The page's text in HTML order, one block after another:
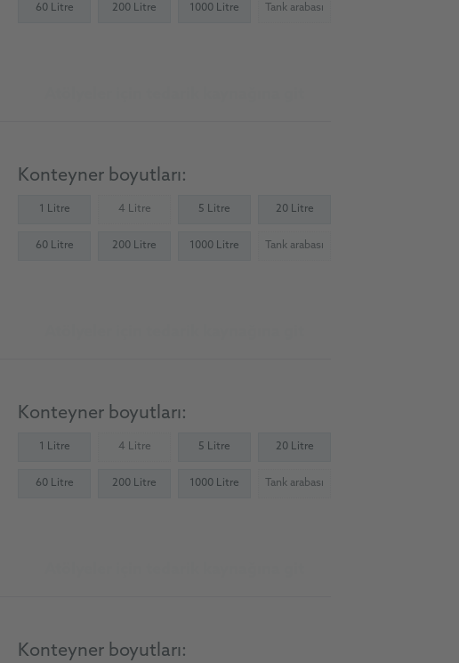
60 Litre 200 Litre 1000 Litre Tank arabası
(Not available)
Konteyner boyutları:
1 Litre 4 Litre(Not available)5 Litre 20 Litre
60 Litre 200 Litre 1000 Litre Tank arabası
(Not available)
Konteyner boyutları:
1 Litre 4 Litre(Not available)5 Litre 20 Litre
60 Litre 200 Litre 1000 Litre Tank arabası
(Not available)
Konteyner boyutları: